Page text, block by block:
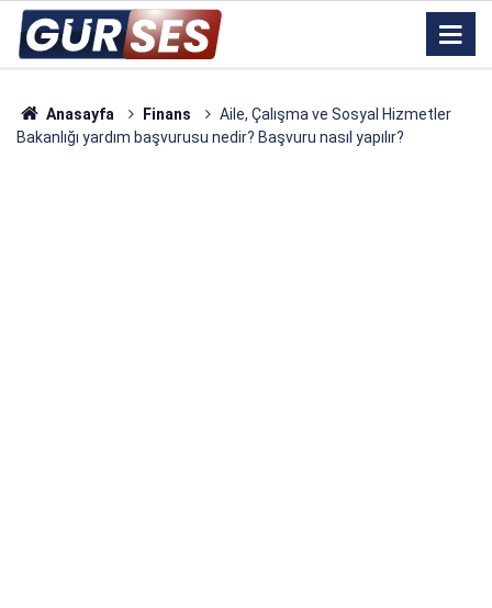
Anasayfa Finans
Aile, Çalışma ve Sosyal Hizmetler
Bakanlığı yardım başvurusu nedir? Başvuru nasıl yapılır?